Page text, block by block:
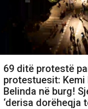
69 ditë protestë
protestuesit: Kemi
Belinda në burg!
‘derisa dorëheqja